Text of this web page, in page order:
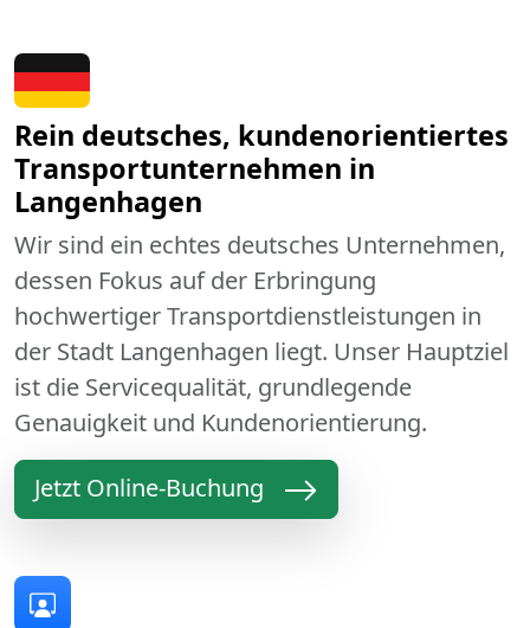
Rein deutsches, kundenorientiertes
Transportunternehmen in
Langenhagen
Wir sind ein echtes deutsches Unternehmen,
dessen Fokus auf der Erbringung
hochwertiger Transportdienstleistungen in
der Stadt Langenhagen liegt. Unser Hauptziel
ist die Servicequalität, grundlegende
Genauigkeit und Kundenorientierung.
Jetzt Online-Buchung